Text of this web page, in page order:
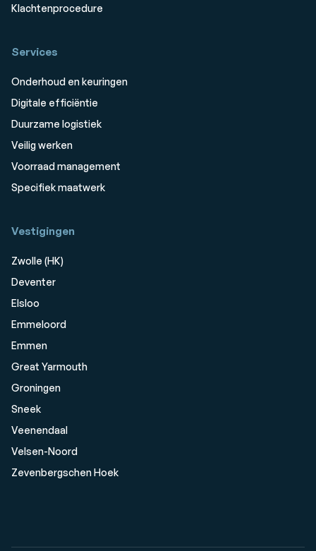
Klachtenprocedure
Services
Onderhoud en keuringen
Digitale efficiëntie
Duurzame logistiek
Veilig werken
Voorraad management
Specifiek maatwerk
Vestigingen
Zwolle (HK)
Deventer
Elsloo
Emmeloord
Emmen
Great Yarmouth
Groningen
Sneek
Veenendaal
Velsen-Noord
Zevenbergschen Hoek